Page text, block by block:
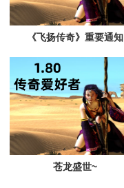
《飞扬传奇》重要通知
苍龙盛世~